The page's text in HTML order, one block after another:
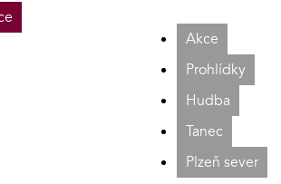
Akce
Prohlídky
Hudba
Tanec
Plzeň sever